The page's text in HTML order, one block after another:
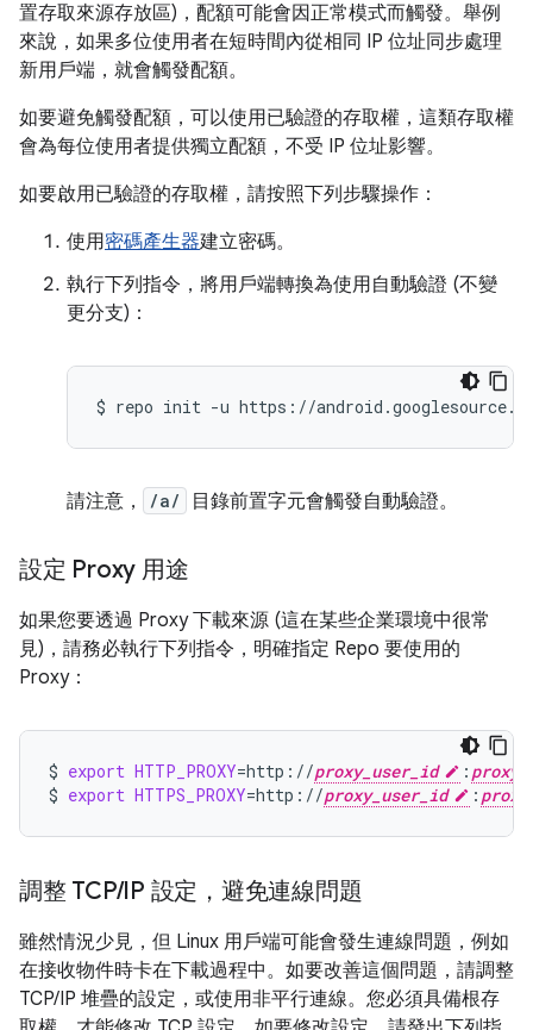
置存取來源存放區)，配額可能會因正常模式而觸發。舉例
來說，如果多位使用者在短時間內從相同 IP 位址同步處理
新用戶端，就會觸發配額。
如要避免觸發配額，可以使用已驗證的存取權，這類存取權
會為每位使用者提供獨立配額，不受 IP 位址影響。
如要啟用已驗證的存取權，請按照下列步驟操作：
使用密碼產生器建立密碼。
執行下列指令，將用戶端轉換為使用自動驗證 (不變
更分支)：
$ repo init -u
請注意， /a/ 目錄前置字元會觸發自動驗證。
設定 Proxy 用途
如果您要透過 Proxy 下載來源 (這在某些企業環境中很常
見)，請務必執行下列指令，明確指定 Repo 要使用的
Proxy：
$ export HTTP_PROXY=http://proxy_user_id :
$ export HTTPS_PROXY=http://proxy_user_id :
調整 TCP/IP 設定，避免連線問題
雖然情況少見，但 Linux 用戶端可能會發生連線問題，例如
在接收物件時卡在下載過程中。如要改善這個問題，請調整
TCP/IP 堆疊的設定，或使用非平行連線。您必須具備根存